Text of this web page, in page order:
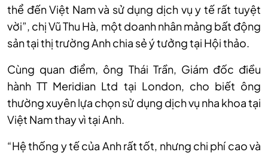
thể đến Việt Nam và sử dụng dịch vụ y tế rất tuyệt
vời”, chị Vũ Thu Hà, một doanh nhân mảng bất động
sản tại thị trường Anh chia sẻ ý tưởng tại Hội thảo.
Cùng quan điểm, ông Thái Trần, Giám đốc điều
hành TT Meridian Ltd tại London, cho biết ông
thường xuyên lựa chọn sử dụng dịch vụ nha khoa tại
Việt Nam thay vì tại Anh.
“Hệ thống y tế của Anh rất tốt, nhưng chi phí cao và